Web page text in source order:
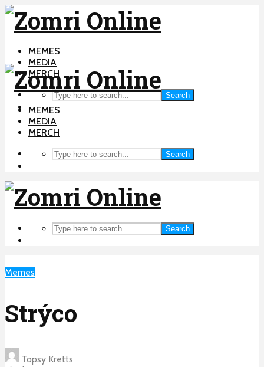
MEMES
MEDIA
MERCH
Search
MEMES
MEDIA
MERCH
Search
Search
Memes
Strýco
Topsy Kretts